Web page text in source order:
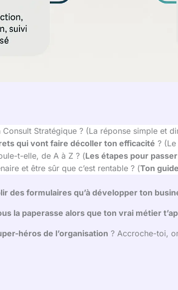
Consult Stratégique ? (La réponse simple et
qui vont faire décoller ton efficacité ?
t-elle, de A à Z ? (Les étapes pour
et être sûr que c’est rentable ? (Ton
des formulaires qu’à développer ton
la paperasse alors que ton vrai métier
héros de l’organisation ? Accroche-toi,